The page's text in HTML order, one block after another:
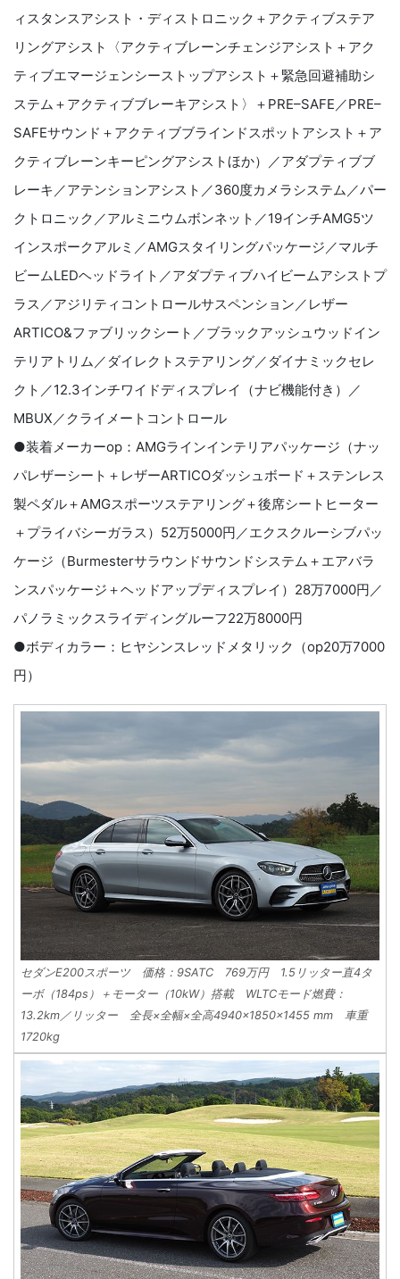
ィスタンスアシスト・ディストロニック＋アクティブステア
リングアシスト〈アクティブレーンチェンジアシスト＋アク
ティブエマージェンシーストップアシスト＋緊急回避補助シ
ステム＋アクティブブレーキアシスト〉＋PRE–SAFE／PRE–
SAFEサウンド＋アクティブブラインドスポットアシスト＋ア
クティブレーンキーピングアシストほか）／アダプティブブ
レーキ／アテンションアシスト／360度カメラシステム／パー
クトロニック／アルミニウムボンネット／19インチAMG5ツ
インスポークアルミ／AMGスタイリングパッケージ／マルチ
ビームLEDヘッドライト／アダプティブハイビームアシストプ
ラス／アジリティコントロールサスペンション／レザー
ARTICO&ファブリックシート／ブラックアッシュウッドイン
テリアトリム／ダイレクトステアリング／ダイナミックセレ
クト／12.3インチワイドディスプレイ（ナビ機能付き）／
MBUX／クライメートコントロール
●装着メーカーop：AMGラインインテリアパッケージ（ナッ
パレザーシート＋レザーARTICOダッシュボード＋ステンレス
製ペダル＋AMGスポーツステアリング＋後席シートヒーター
＋プライバシーガラス）52万5000円／エクスクルーシブパッ
ケージ（Burmesterサラウンドサウンドシステム＋エアバラ
ンスパッケージ＋ヘッドアップディスプレイ）28万7000円／
パノラミックスライディングルーフ22万8000円
●ボディカラー：ヒヤシンスレッドメタリック（op20万7000
円）
セダンE200スポーツ 価格：9SATC 769万円 1.5リッター直4タ
ーボ（184ps）＋モーター（10kW）搭載 WLTCモード燃費：
13.2km／リッター 全長×全幅×全高4940×1850×1455 mm 車重
1720kg